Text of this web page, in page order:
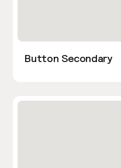
Button Secondary